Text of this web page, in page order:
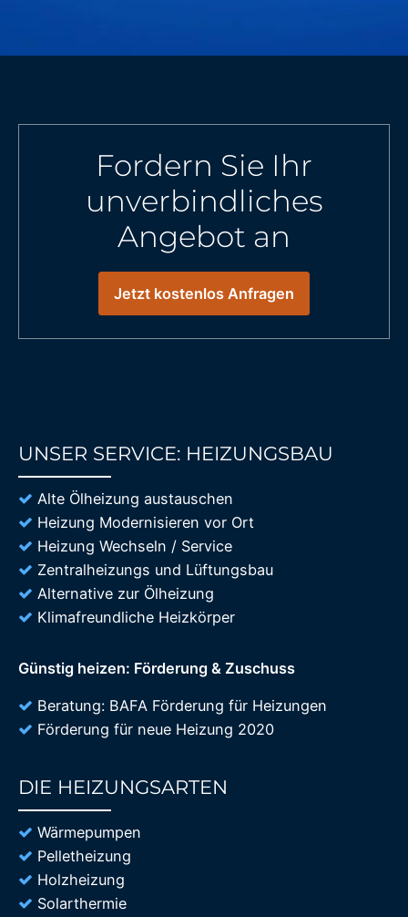
Fordern Sie Ihr
unverbindliches
Angebot an
Jetzt kostenlos Anfragen
UNSER SERVICE: HEIZUNGSBAU
Alte Ölheizung austauschen
Heizung Modernisieren vor Ort
Heizung Wechseln / Service
Zentralheizungs und Lüftungsbau
Alternative zur Ölheizung
Klimafreundliche Heizkörper
Günstig heizen: Förderung & Zuschuss
Beratung: BAFA Förderung für Heizungen
Förderung für neue Heizung 2020
DIE HEIZUNGSARTEN
Wärmepumpen
Pelletheizung
Holzheizung
Solarthermie